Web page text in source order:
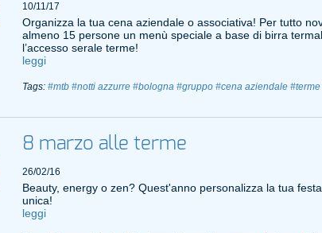
10/11/17
Organizza la tua cena aziendale o associativa! Per tutto
almeno 15 persone un menù speciale a base di birra
l’accesso serale terme!
leggi
Tags:#mtb #notti azzurre #bologna #gruppo #cena aziendale #terme
8 marzo alle terme
26/02/16
Beauty, energy o zen? Quest'anno personalizza la tua
unica!
leggi